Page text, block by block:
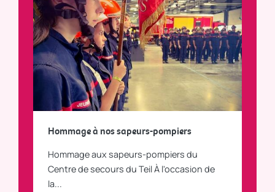
Hommage à nos sapeurs-pompiers
Hommage aux sapeurs-pompiers du
Centre de secours du Teil À l'occasion de
la...